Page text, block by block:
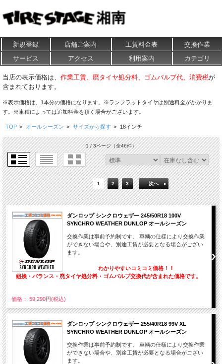
新規登録 店舗ご案内 工賃料金表
交換作業
サービス
アクセス 利用案内 カテゴリ
当店の表示価格は、 作業工賃、廃タイヤ処分料、ゴムバルブ代、消費税が
含まれております。
※表示価格は、1本分の価格になります。※ランフラットタイヤは別途料金がかかりま
す。※車種によっては追加料金を頂く場合がございます。
TOP > オールシーズン > サイズから探す > 18インチ
1 / 3ページ（全46件）
1 2 3 次へ
ダンロップ シンクロウェザー 245/50R18 100V
SYNCHRO WEATHER DUNLOP オールシーズン
交換作業は事前予約制です。 車輌の仕様により交換作業
ができない場合や、別途工賃が必要となる場合がござい
ます。
わかりやすいコミコミ価格！！
組換・バランス・廃タイヤ処分料・ゴムバルブ交換代が含まれた価格です。
価格： 59,290円(税込)
ダンロップ シンクロウェザー 255/40R18 99V XL
SYNCHRO WEATHER DUNLOP オールシーズン
交換作業は事前予約制です。 車輌の仕様により交換作業
ができない場合や、別途工賃が必要となる場合がござい
ます。